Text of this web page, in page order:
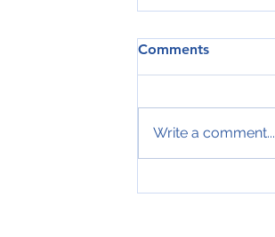
Comments
Write a comment...